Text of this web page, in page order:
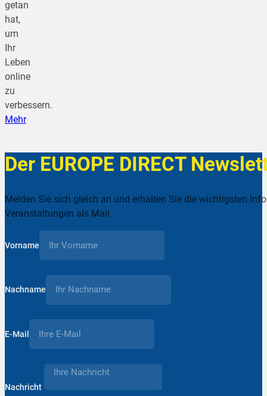
getan
hat,
um
Ihr
Leben
online
zu
verbessern.
Mehr
Der EUROPE DIRECT
Melden Sie sich gleich an und erhalten Sie die wichtigsten
Veranstaltungen als Mail
Vorname
Nachname
E-Mail
Nachricht